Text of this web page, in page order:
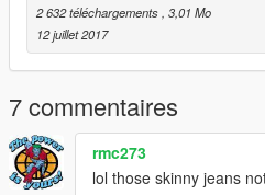
2 632 téléchargements, 3,01 Mo
12 juillet 2017
7 commentaires
rmc273
lol those skinny jeans